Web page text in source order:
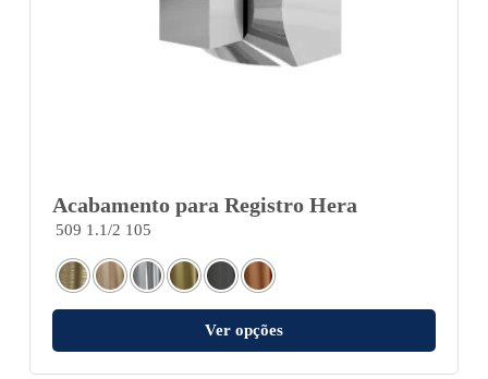
Acabamento para Registro Hera
509 1.1/2 105
Ver opções